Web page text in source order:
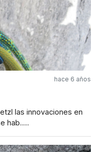
hace 6 años
las innovaciones en
hab......